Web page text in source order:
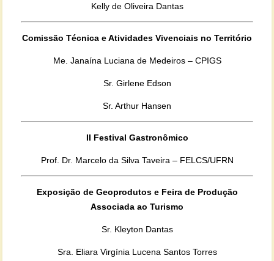
Kelly de Oliveira Dantas
Comissão Técnica e Atividades Vivenciais no Território
Me. Janaína Luciana de Medeiros – CPIGS
Sr. Girlene Edson
Sr. Arthur Hansen
II Festival Gastronômico
Prof. Dr. Marcelo da Silva Taveira – FELCS/UFRN
Exposição de Geoprodutos e Feira de Produção
Associada ao Turismo
Sr. Kleyton Dantas
Sra. Eliara Virgínia Lucena Santos Torres